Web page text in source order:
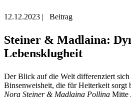
12.12.2023 | Beitrag
Steiner & Madlaina:
Lebensklugheit
Der Blick auf die Welt differenziert
Binsenweisheit, die für Heiterkeit sorgt
Nora Steiner & Madlaina Pollina Mitte